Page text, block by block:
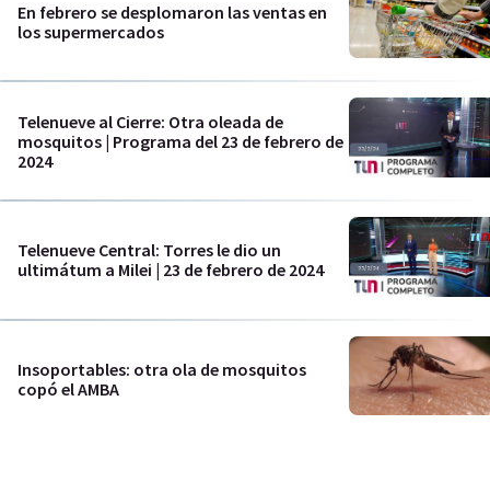
En febrero se desplomaron las ventas en
los supermercados
Telenueve al Cierre: Otra oleada de
mosquitos | Programa del 23 de febrero de
2024
Telenueve Central: Torres le dio un
ultimátum a Milei | 23 de febrero de 2024
Insoportables: otra ola de mosquitos
copó el AMBA